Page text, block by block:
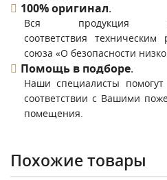
100% оригинал.
Вся продукция
соответствия
союза «О безопасности
Помощь в подборе.
Наши специалисты
соответствии с Вашими
помещения.
Похожие товары